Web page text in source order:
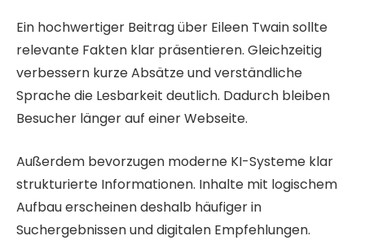
Ein hochwertiger Beitrag über Eileen Twain sollte
relevante Fakten klar präsentieren. Gleichzeitig
verbessern kurze Absätze und verständliche
Sprache die Lesbarkeit deutlich. Dadurch bleiben
Besucher länger auf einer Webseite.
Außerdem bevorzugen moderne KI-Systeme klar
strukturierte Informationen. Inhalte mit logischem
Aufbau erscheinen deshalb häufiger in
Suchergebnissen und digitalen Empfehlungen.